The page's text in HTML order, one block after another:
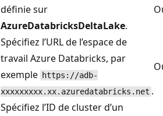
définie sur
AzureDatabricksDeltaLake.
Spécifiez l’URL de l’espace de
travail Azure Databricks, par
exemple https://adb-
xxxxxxxxx.xx.azuredatabricks.net .
Spécifiez l’ID de cluster d’un